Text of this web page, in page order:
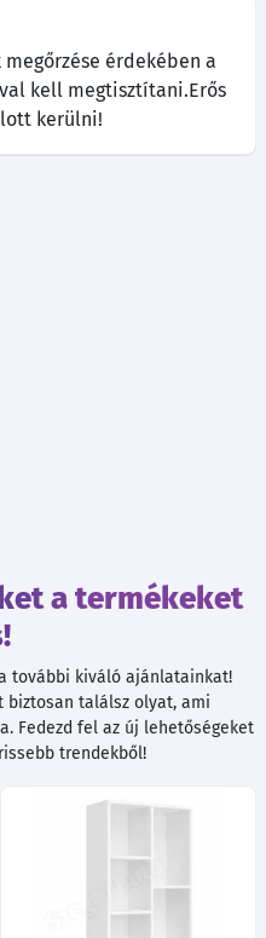
érdekében a
kell megtisztítani.Erős
kerülni!
a termékeket
további kiváló ajánlatainkat!
biztosan találsz olyat, ami
Fedezd fel az új lehetőségeket
trendekből!